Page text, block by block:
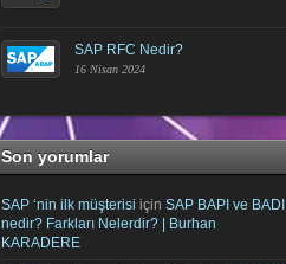
SAP RFC Nedir?
16 Nisan 2024
Son yorumlar
SAP ‘nin ilk müşterisi için SAP BAPI ve BADI
nedir? Farkları Nelerdir? | Burhan
KARADERE